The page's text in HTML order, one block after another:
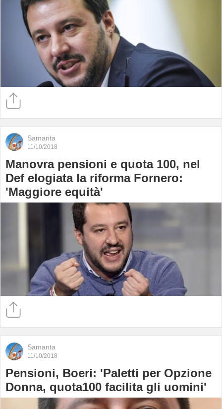
Samanta
11/10/2018
Manovra pensioni e quota 100, nel
Def elogiata la riforma Fornero:
'Maggiore equità'
Samanta
11/10/2018
Pensioni, Boeri: 'Paletti per Opzione
Donna, quota100 facilita gli uomini'